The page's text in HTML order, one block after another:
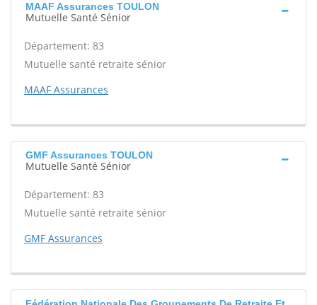
MAAF Assurances TOULON
Mutuelle Santé Sénior
Département: 83
Mutuelle santé retraite sénior
MAAF Assurances
GMF Assurances TOULON
Mutuelle Santé Sénior
Département: 83
Mutuelle santé retraite sénior
GMF Assurances